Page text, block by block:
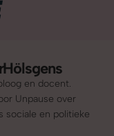
Hölsgens
en docent.
Unpause over
sociale en politieke